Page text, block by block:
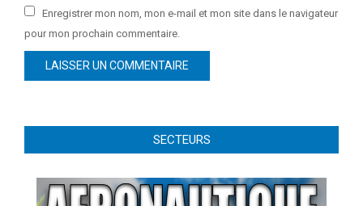
Enregistrer mon nom, mon e-mail et mon site dans le navigateur
pour mon prochain commentaire.
SECTEURS